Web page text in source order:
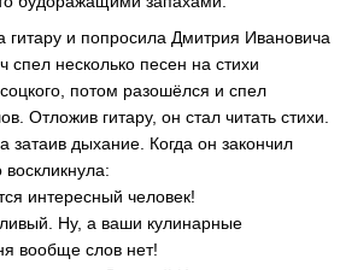
гитару и попросила Дмитрия Ивановича
спел несколько песен на стихи
потом разошёлся и спел
Отложив гитару, он стал читать стихи.
затаив дыхание. Когда он закончил
интересный человек!
Ну, а ваши кулинарные
вообще слов нет!